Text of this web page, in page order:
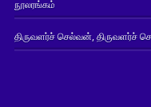
நூலரங்கம்
திருவளர்ச் செல்வன், திருவளர்ச்